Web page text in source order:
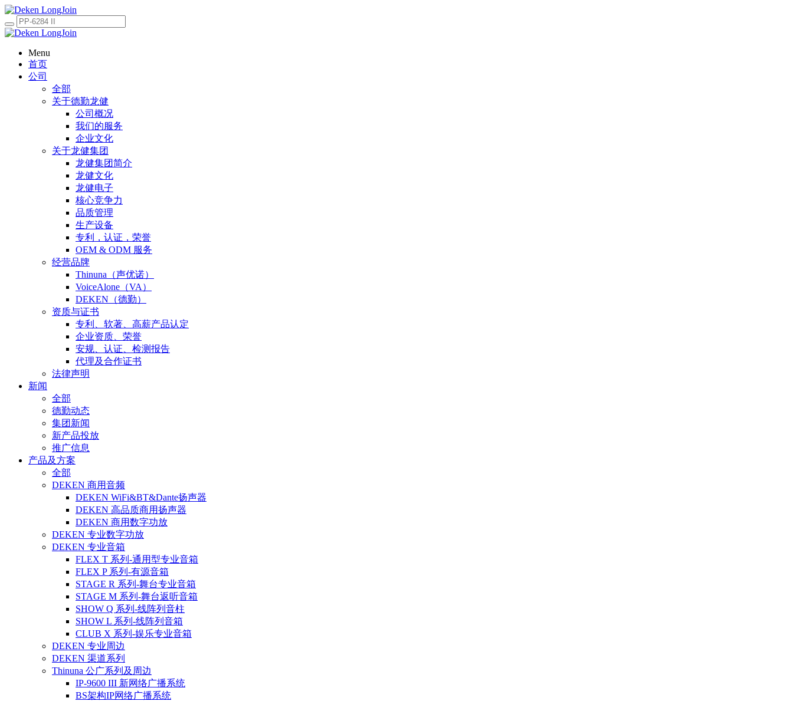
Menu
首页
公司
全部
关于德勤龙健
公司概况
我们的服务
企业文化
关于龙健集团
龙健集团简介
龙健文化
龙健电子
核心竞争力
品质管理
生产设备
专利，认证，荣誉
OEM & ODM 服务
经营品牌
Thinuna（声优诺）
VoiceAlone（VA）
DEKEN（德勤）
资质与证书
专利、软著、高薪产品认定
企业资质、荣誉
安规、认证、检测报告
代理及合作证书
法律声明
新闻
全部
德勤动态
集团新闻
新产品投放
推广信息
产品及方案
全部
DEKEN 商用音频
DEKEN WiFi&BT&Dante扬声器
DEKEN 高品质商用扬声器
DEKEN 商用数字功放
DEKEN 专业数字功放
DEKEN 专业音箱
FLEX T 系列-通用型专业音箱
FLEX P 系列-有源音箱
STAGE R 系列-舞台专业音箱
STAGE M 系列-舞台返听音箱
SHOW Q 系列-线阵列音柱
SHOW L 系列-线阵列音箱
CLUB X 系列-娱乐专业音箱
DEKEN 专业周边
DEKEN 渠道系列
Thinuna 公广系列及周边
IP-9600 III 新网络广播系统
BS架构IP网络广播系统